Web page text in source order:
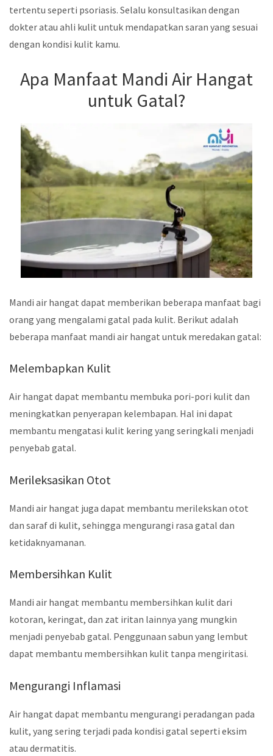
tertentu seperti psoriasis. Selalu konsultasikan dengan
dokter atau ahli kulit untuk mendapatkan saran yang sesuai
dengan kondisi kulit kamu.
Apa Manfaat Mandi Air Hangat
untuk Gatal?
Mandi air hangat dapat memberikan beberapa manfaat bagi
orang yang mengalami gatal pada kulit. Berikut adalah
beberapa manfaat mandi air hangat untuk meredakan gatal:
Melembapkan Kulit
Air hangat dapat membantu membuka pori-pori kulit dan
meningkatkan penyerapan kelembapan. Hal ini dapat
membantu mengatasi kulit kering yang seringkali menjadi
penyebab gatal.
Merileksasikan Otot
Mandi air hangat juga dapat membantu merilekskan otot
dan saraf di kulit, sehingga mengurangi rasa gatal dan
ketidaknyamanan.
Membersihkan Kulit
Mandi air hangat membantu membersihkan kulit dari
kotoran, keringat, dan zat iritan lainnya yang mungkin
menjadi penyebab gatal. Penggunaan sabun yang lembut
dapat membantu membersihkan kulit tanpa mengiritasi.
Mengurangi Inflamasi
Air hangat dapat membantu mengurangi peradangan pada
kulit, yang sering terjadi pada kondisi gatal seperti eksim
atau dermatitis.